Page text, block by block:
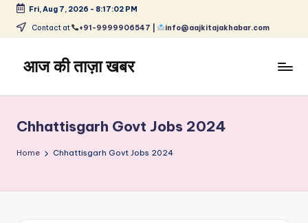
Skip
content
Fri, Aug 7, 2026 - 8:17:03 PM
Contact at +91-9999906547 | info@aajkitajakhabar.com
आज की ताज़ा खबर
ताज़ा
समाचार
–
Chhattisgarh Govt Jobs 2024
Home Chhattisgarh Govt Jobs 2024